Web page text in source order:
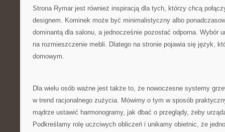
Strona Rymar jest również inspiracją dla tych, którzy chcą
designem. Kominek może być minimalistyczny albo
dominantą dla salonu, a jednocześnie pozostać odporna. Wybór
na rozmieszczenie mebli. Dlatego na stronie pojawia się język,
domowym.
Dla wielu osób ważne jest także to, że nowoczesne systemy
w trend racjonalnego zużycia. Mówimy o tym w sposób
mądrze ustawić harmonogramy, jak dbać o przeglądy, żeby
Podkreślamy rolę uczciwych obliczeń i unikamy obietnic, że